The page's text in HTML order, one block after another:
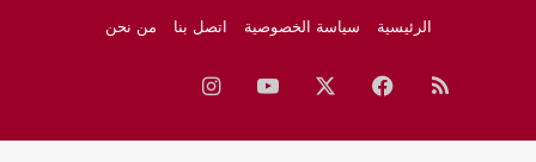
الرئيسية
سياسة الخصوصية اتصل بنا من نحن
ملخص
الموقع
فيسبوك ‫YouTubeانستقرام
نيوز